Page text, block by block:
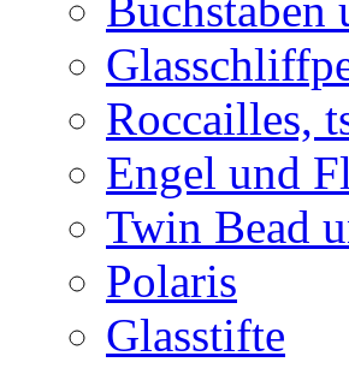
Roccailles,
Engel und
Twin Bead
Polaris
Glasstifte